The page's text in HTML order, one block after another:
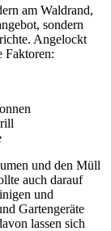
am Waldrand,
sondern
Angelockt
Faktoren:
und den Müll
auch darauf
und
Gartengeräte
lassen sich